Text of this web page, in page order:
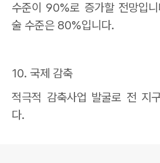
수준이 90%로 증가할 전망입
술 수준은 80%입니다.
10. 국제 감축
적극적 감축사업 발굴로 전 지
다.